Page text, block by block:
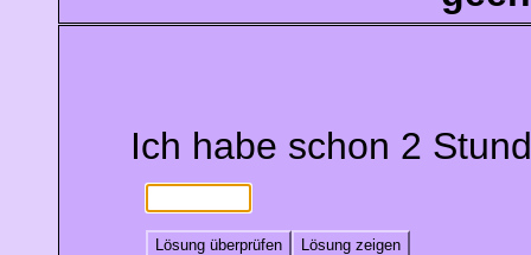
Ich habe schon 2
Lösung überprüfen Lösung zeigen